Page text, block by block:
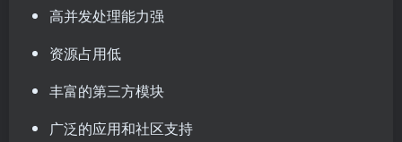
高并发处理能力强
资源占用低
丰富的第三方模块
广泛的应用和社区支持